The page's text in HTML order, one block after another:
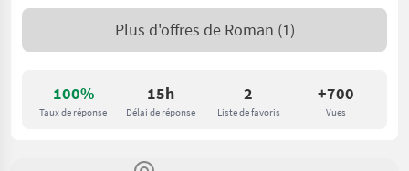
100%
Taux de réponse
15h
Délai de réponse
2
Liste de favoris
+700
Vues
Plus d'offres de Roman (1)